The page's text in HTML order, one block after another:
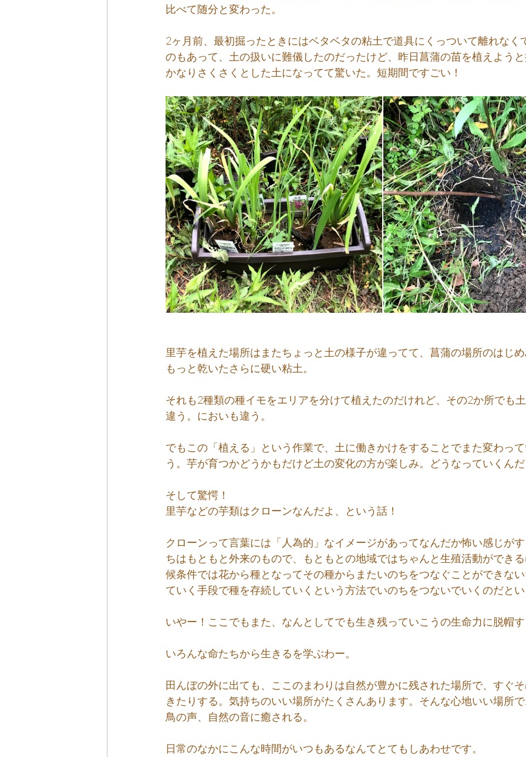
比べて随分と変わった。
2ヶ月前、最初掘ったときにはベタベタの粘土で道具にくっついて離れなく
のもあって、土の扱いに難儀したのだったけど、昨日菖蒲の苗を植えよう
かなりさくさくとした土になってて驚いた。短期間ですごい！
里芋を植えた場所はまたちょっと土の様子が違ってて、菖蒲の場所のはじ
もっと乾いたさらに硬い粘土。
それも2種類の種イモをエリアを分けて植えたのだけれど、その2か所でも
違う。においも違う。
でもこの「植える」という作業で、土に働きかけをすることでまた変わっ
う。芋が育つかどうかもだけど土の変化の方が楽しみ。どうなっていくん
そして驚愕！
里芋などの芋類はクローンなんだよ、という話！
クローンって言葉には「人為的」なイメージがあってなんだか怖い感じが
ちはもともと外来のもので、もともとの地域ではちゃんと生殖活動ができ
候条件では花から種となってその種からまたいのちをつなぐことができな
ていく手段で種を存続していくという方法でいのちをつないでいくのだと
いやー！ここでもまた、なんとしてでも生き残っていこうの生命力に脱帽
いろんな命たちから生きるを学ぶわー。
田んぼの外に出ても、ここのまわりは自然が豊かに残された場所で、すぐ
きたりする。気持ちのいい場所がたくさんあります。そんな心地いい場所
鳥の声、自然の音に癒される。
日常のなかにこんな時間がいつもあるなんてとてもしあわせです。